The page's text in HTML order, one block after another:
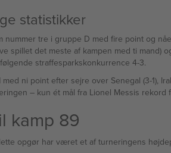
statistikker
nummer tre i gruppe D med fire point og
spillet det meste af kampen med ti
straffesparkskonkurrence 4-3.
ni point efter sejre over Senegal (3-1),
– kun ét mål fra Lionel Messis rekord
kamp 89
opgør har været et af turneringens